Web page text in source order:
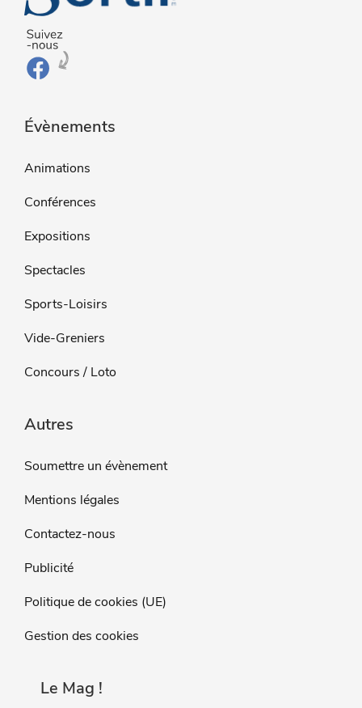
Évènements
Animations
Conférences
Expositions
Spectacles
Sports-Loisirs
Vide-Greniers
Concours / Loto
Autres
Soumettre un évènement
Mentions légales
Contactez-nous
Publicité
Politique de cookies (UE)
Gestion des cookies
Le Mag !